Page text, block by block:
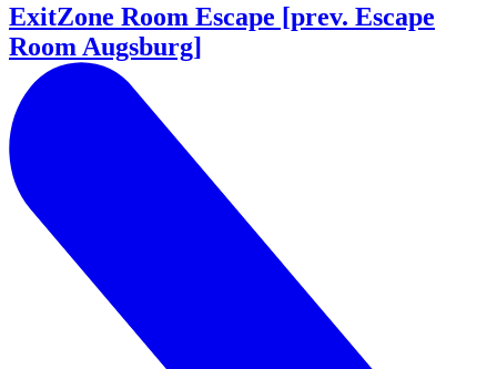
ExitZone Room Escape [prev. Escape
Room Augsburg]